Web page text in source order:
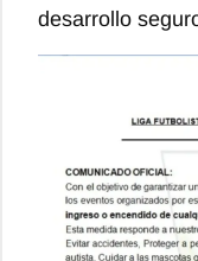
desarrollo